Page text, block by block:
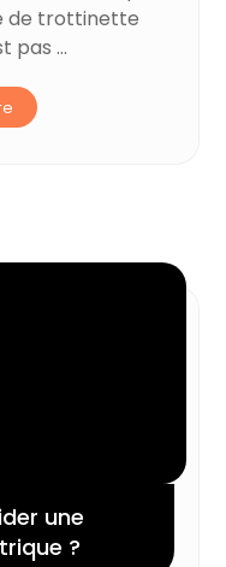
de trottinette
pas ...
une
?